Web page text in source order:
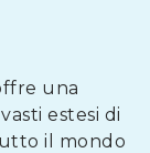
una
estesi di
il mondo